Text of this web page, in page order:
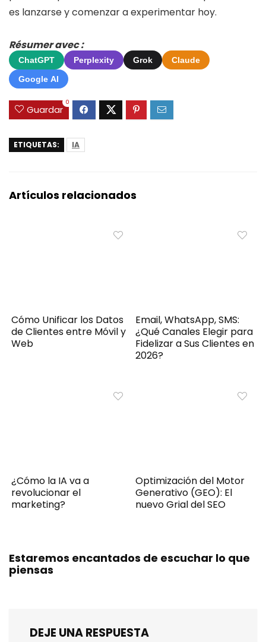
es lanzarse y comenzar a experimentar hoy.
Résumer avec :
ChatGPT Perplexity Grok
Claude
Google AI
Guardar
0
ETIQUETAS: IA
Artículos relacionados
Cómo Unificar los Datos
de Clientes entre Móvil y
Web
Email, WhatsApp, SMS:
¿Qué Canales Elegir para
Fidelizar a Sus Clientes en
2026?
¿Cómo la IA va a
revolucionar el
marketing?
Optimización del Motor
Generativo (GEO): El
nuevo Grial del SEO
Estaremos encantados de escuchar lo que
piensas
DEJE UNA RESPUESTA